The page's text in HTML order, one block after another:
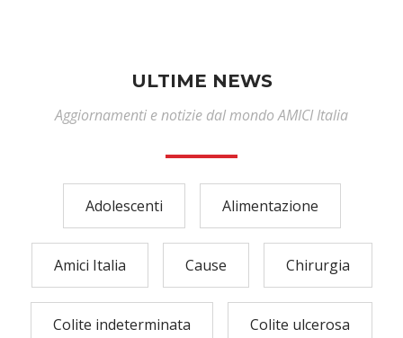
ULTIME NEWS
Aggiornamenti e notizie dal mondo AMICI Italia
Adolescenti Alimentazione
Amici Italia Cause Chirurgia
Colite indeterminata Colite ulcerosa